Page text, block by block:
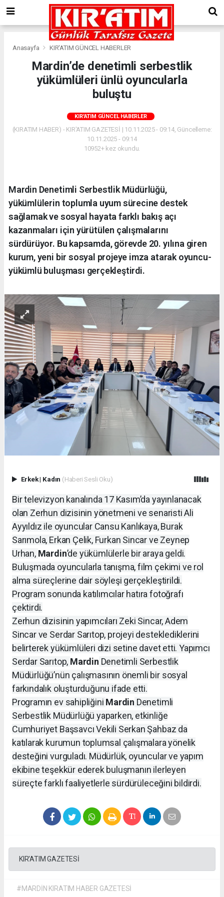
Anasayfa KIR'ATIM GÜNCEL HABERLER
Mardin’de denetimli serbestlik
yükümlüleri ünlü oyuncularla
buluştu
KIR'ATIM GÜNCEL HABERLER
(KIRATIM HABER) - KIR'ATIM GAZETESİ | 10.11.2025 - 09:14, Güncelleme:
10.11.2025 - 09:14
10952+ kez okundu.
Mardin Denetimli Serbestlik Müdürlüğü,
yükümlülerin toplumla uyum sürecine destek
sağlamak ve sosyal hayata farklı bakış açı
kazanmaları için yürütülen çalışmalarını
sürdürüyor. Bu kapsamda, görevde 20. yılına giren
kurum, yeni bir sosyal projeye imza atarak oyuncu-
yükümlü buluşması gerçekleştirdi.
Erkek| Kadın (Haberi Sesli Oku)
Bir televizyon kanalında 17 Kasım’da yayınlanacak
olan Zerhun dizisinin yönetmeni ve senaristi Ali
Ayyıldız ile oyuncular Cansu Kanlıkaya, Burak
Sarımola, Erkan Çelik, Furkan Sincar ve Zeynep
Urhan, Mardin’de yükümlülerle bir araya geldi.
Buluşmada oyuncularla tanışma, film çekimi ve rol
alma süreçlerine dair söyleşi gerçekleştirildi.
Program sonunda katılımcılar hatıra fotoğrafı
çektirdi.
Zerhun dizisinin yapımcıları Zeki Sincar, Adem
Sincar ve Serdar Sarıtop, projeyi desteklediklerini
belirterek yükümlüleri dizi setine davet etti. Yapımcı
Serdar Sarıtop, Mardin Denetimli Serbestlik
Müdürlüğü’nün çalışmasının önemli bir sosyal
farkındalık oluşturduğunu ifade etti.
Programın ev sahipliğini Mardin Denetimli
Serbestlik Müdürlüğü yaparken, etkinliğe
Cumhuriyet Başsavcı Vekili Serkan Şahbaz da
katılarak kurumun toplumsal çalışmalara yönelik
desteğini vurguladı. Müdürlük, oyuncular ve yapım
ekibine teşekkür ederek buluşmanın ilerleyen
süreçte farklı faaliyetlerle sürdürüleceğini bildirdi.
KIR'ATIM GAZETESİ
#MARDİN KIRATIM HABER GAZETESİ